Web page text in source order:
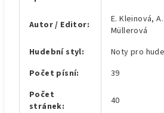
Autor / Editor:
E. Kleinová,
Müllerová
Hudební styl:
Noty pro
Počet písní:
39
Počet
stránek: 40